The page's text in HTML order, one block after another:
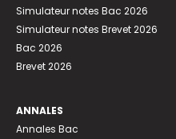
Simulateur notes Bac 2026
Simulateur notes Brevet 2026
Bac 2026
Brevet 2026
ANNALES
Annales Bac